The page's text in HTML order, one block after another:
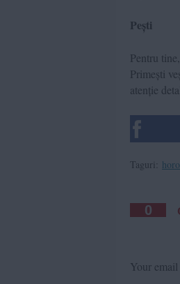
Pești
Pentru
Primești
atenție
Taguri:
0
Your